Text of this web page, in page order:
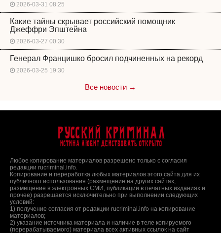
2026-03-31 08:25
Какие тайны скрывает российский помощник
Джеффри Эпштейна
2026-03-27 00:30
Генерал Францишко бросил подчиненных на рекорд
2026-03-25 19:30
Все новости →
Русский Криминал
Истина любит действовать открыто
Любое копирование материалов разрешено только с согласия
редакции rucriminal.info.
Копирование и переработка любых материалов этого сайта для их
публичного использования (размещение на других сайтах,
размещение в электронных СМИ, публикации в печатных изданиях и
прочее) разрешается исключительно при выполнении следующих
условий:
1) получение согласия от редакции rucriminal.info на копирование
материалов;
2) указание источника материала и наличие в теле копируемого
(перерабатываемого) материала всех активных ссылок на сайт